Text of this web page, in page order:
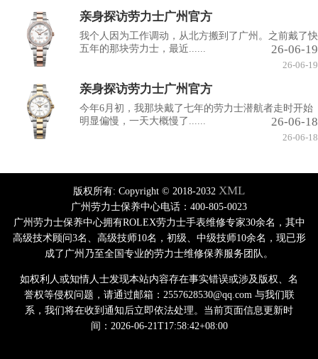
亲身探访劳力士广州官方
我个人因为工作调动，从北方搬到了广州。之前戴了快
五年的那块劳力士，最近......
26-06-19
26-06-19
亲身探访劳力士广州官方
今年6月初，我那块戴了七年的劳力士潜航者走时开始
明显偏慢，一天大概慢了......
26-06-18
26-06-18
版权所有: Copyright © 2018-2032 XML
广州劳力士保养中心电话：400-805-0023
广州劳力士保养中心拥有ROLEX劳力士手表维修专家30余名，其中
高级技术顾问3名、高级技师10名，初级、中级技师10余名，现已形
成了广州乃至全国专业的劳力士维修保养服务团队。
如权利人或知情人士发现本站内容存在事实错误或涉及版权、名
誉权等侵权问题，请通过邮箱：2557628530@qq.com 与我们联
系，我们将在收到通知后立即依法处理。当前页面信息更新时
间：2026-06-21T17:58:42+08:00